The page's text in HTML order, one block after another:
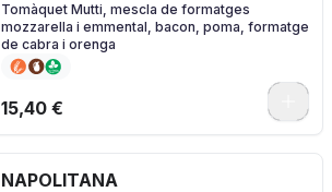
Tomàquet Mutti, mescla de formatges
mozzarella i emmental, bacon, poma, formatge
de cabra i orenga
15,40 €
NAPOLITANA